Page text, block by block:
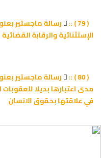
رسالة ماجستير
الإستثنائیة والرقابة القضائیة
رسالة ماجستير
مدى اعتبارها بديلا للعقوبات
في علاقتها بحقوق الانسان